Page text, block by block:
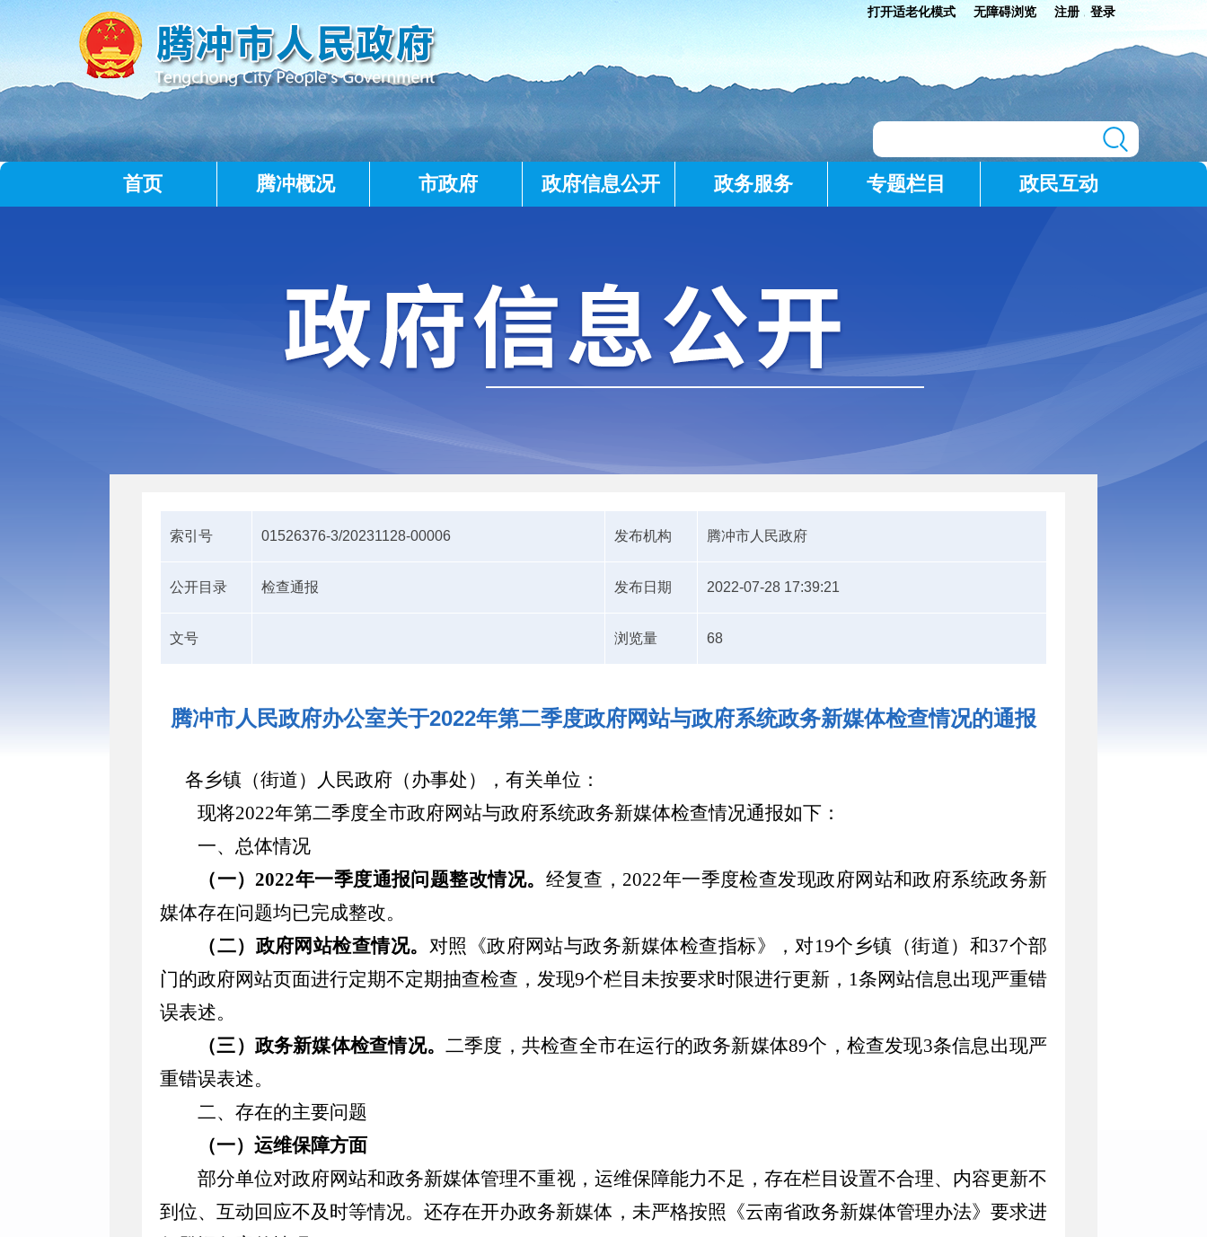
打开适老化模式 无障碍浏览 注册 登录
首页 腾冲概况 市政府 政府信息公开 政务服务 专题栏目 政民互动
索引号 01526376-3/20231128-00006 发布机构 腾冲市人民政府
公开目录 检查通报 发布日期 2022-07-28 17:39:21
文号 浏览量 68
腾冲市人民政府办公室关于2022年第二季度政府网站与政府系统政务新媒体检查情况的通报
各乡镇（街道）人民政府（办事处），有关单位：
现将2022年第二季度全市政府网站与政府系统政务新媒体检查情况通报如下：
一、总体情况
（一）2022年一季度通报问题整改情况。 经复查， 2022年一季度检查发现政府网站和政府系统政务新
媒体存在问题均已完成整改。
（二）政府网站检查情况。 对照《政府网站与政务新媒体检查指标》，对19个乡镇（街道）和37个部
门的政府网站页面进行定期不定期抽查检查，发现9个栏目未按要求时限进行更新 ， 1条网站信息出现严重错
误表述。
（三）政务新媒体检查情况。二季度， 共检查全市在运行的政务新媒体89个 ，检查发现3条信息出现严
重错误表述。
二、存在的主要问题
（一）运维保障方面
部分单位对政府网站和政务新媒体管理不重视，运维保障能力不足，存在栏目设置不合理、内容更新不
到位、互动回应不及时等情况。还存在开办政务新媒体，未严格按照《云南省政务新媒体管理办法》要求进